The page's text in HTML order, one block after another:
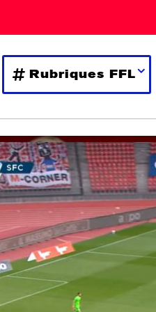
Rubriques FFL